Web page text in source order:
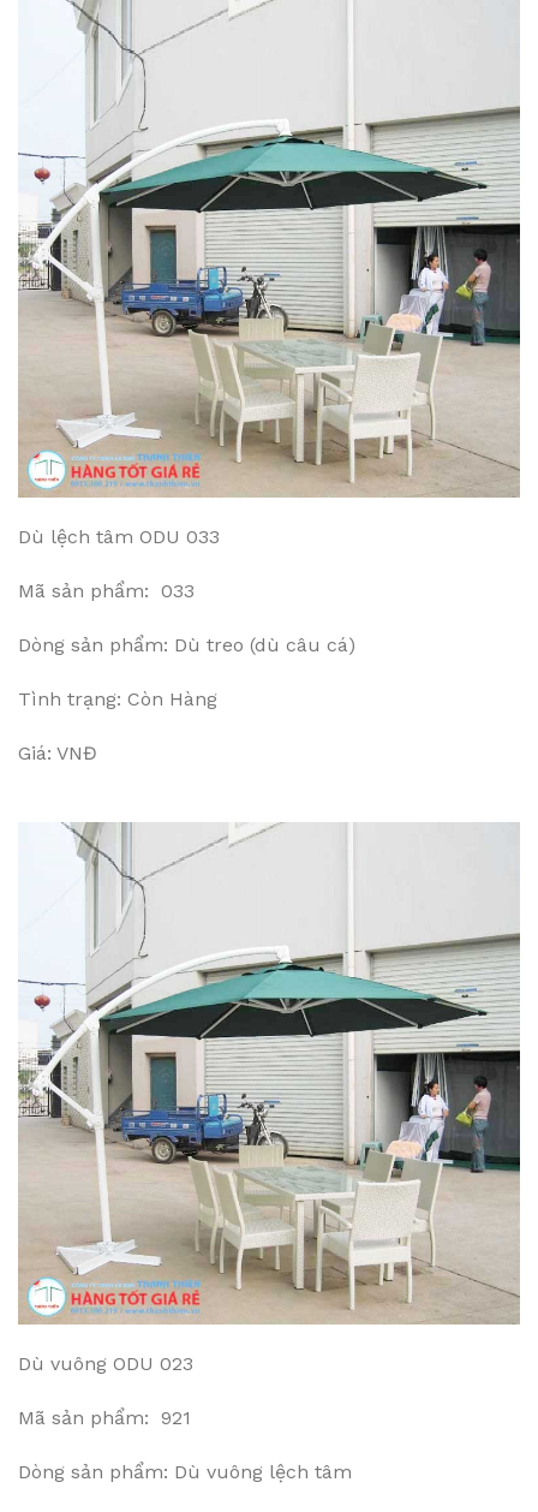
Dù lệch tâm ODU 033
Mã sản phẩm: 033
Dòng sản phẩm: Dù treo (dù câu cá)
Tình trạng: Còn Hàng
Giá: VNĐ
Dù vuông ODU 023
Mã sản phẩm: 921
Dòng sản phẩm: Dù vuông lệch tâm